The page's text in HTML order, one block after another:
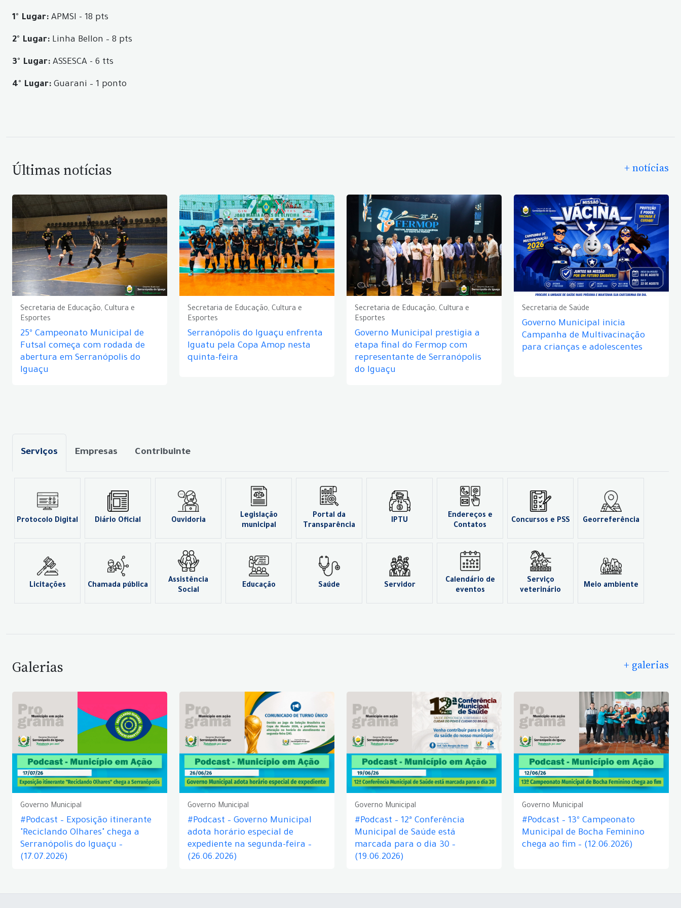
1° Lugar: APMSI - 18 pts
2° Lugar: Linha Bellon – 8 pts
3° Lugar: ASSESCA - 6 tts
4° Lugar: Guarani – 1 ponto
Últimas notícias + notícias
Secretaria de Educação, Cultura e
Esportes
25º Campeonato Municipal de
Futsal começa com rodada de
abertura em Serranópolis do
Iguaçu
Secretaria de Educação, Cultura e
Esportes
Serranópolis do Iguaçu enfrenta
Iguatu pela Copa Amop nesta
quinta-feira
Secretaria de Educação, Cultura e
Esportes
Governo Municipal prestigia a
etapa final do Fermop com
representante de Serranópolis
do Iguaçu
Secretaria de Saúde
Governo Municipal inicia
Campanha de Multivacinação
para crianças e adolescentes
Serviços Empresas Contribuinte
Protocolo Digital Diário Oficial Ouvidoria
Legislação
municipal
Portal da
Transparência
IPTU
Endereços e
Contatos
Concursos e PSS Georreferência
Licitações Chamada pública
Assistência
Social
Educação Saúde Servidor
Calendário de
eventos
Serviço
veterinário
Meio ambiente
Galerias + galerias
Governo Municipal
#Podcast – Exposição itinerante
"Reciclando Olhares" chega a
Serranópolis do Iguaçu –
(17.07.2026)
Governo Municipal
#Podcast – Governo Municipal
adota horário especial de
expediente na segunda-feira –
(26.06.2026)
Governo Municipal
#Podcast – 12ª Conferência
Municipal de Saúde está
marcada para o dia 30 –
(19.06.2026)
Governo Municipal
#Podcast – 13º Campeonato
Municipal de Bocha Feminino
chega ao fim – (12.06.2026)